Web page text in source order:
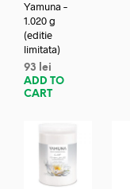
Yamuna –
1.020 g
(editie
limitata)
93
lei
ADD TO
CART